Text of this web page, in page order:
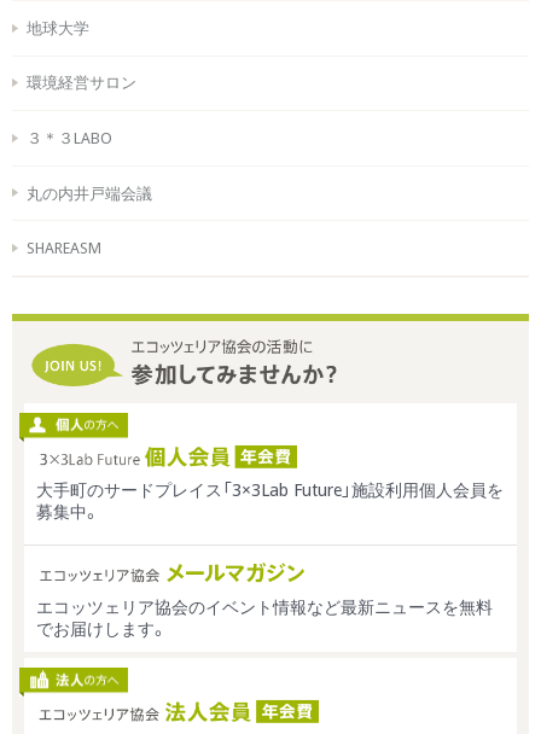
地球大学
環境経営サロン
３＊３LABO
丸の内井戸端会議
SHAREASM
大手町のサードプレイス「3×3Lab Future」施設利用個人会員を
募集中。
エコッツェリア協会のイベント情報など最新ニュースを無料
でお届けします。